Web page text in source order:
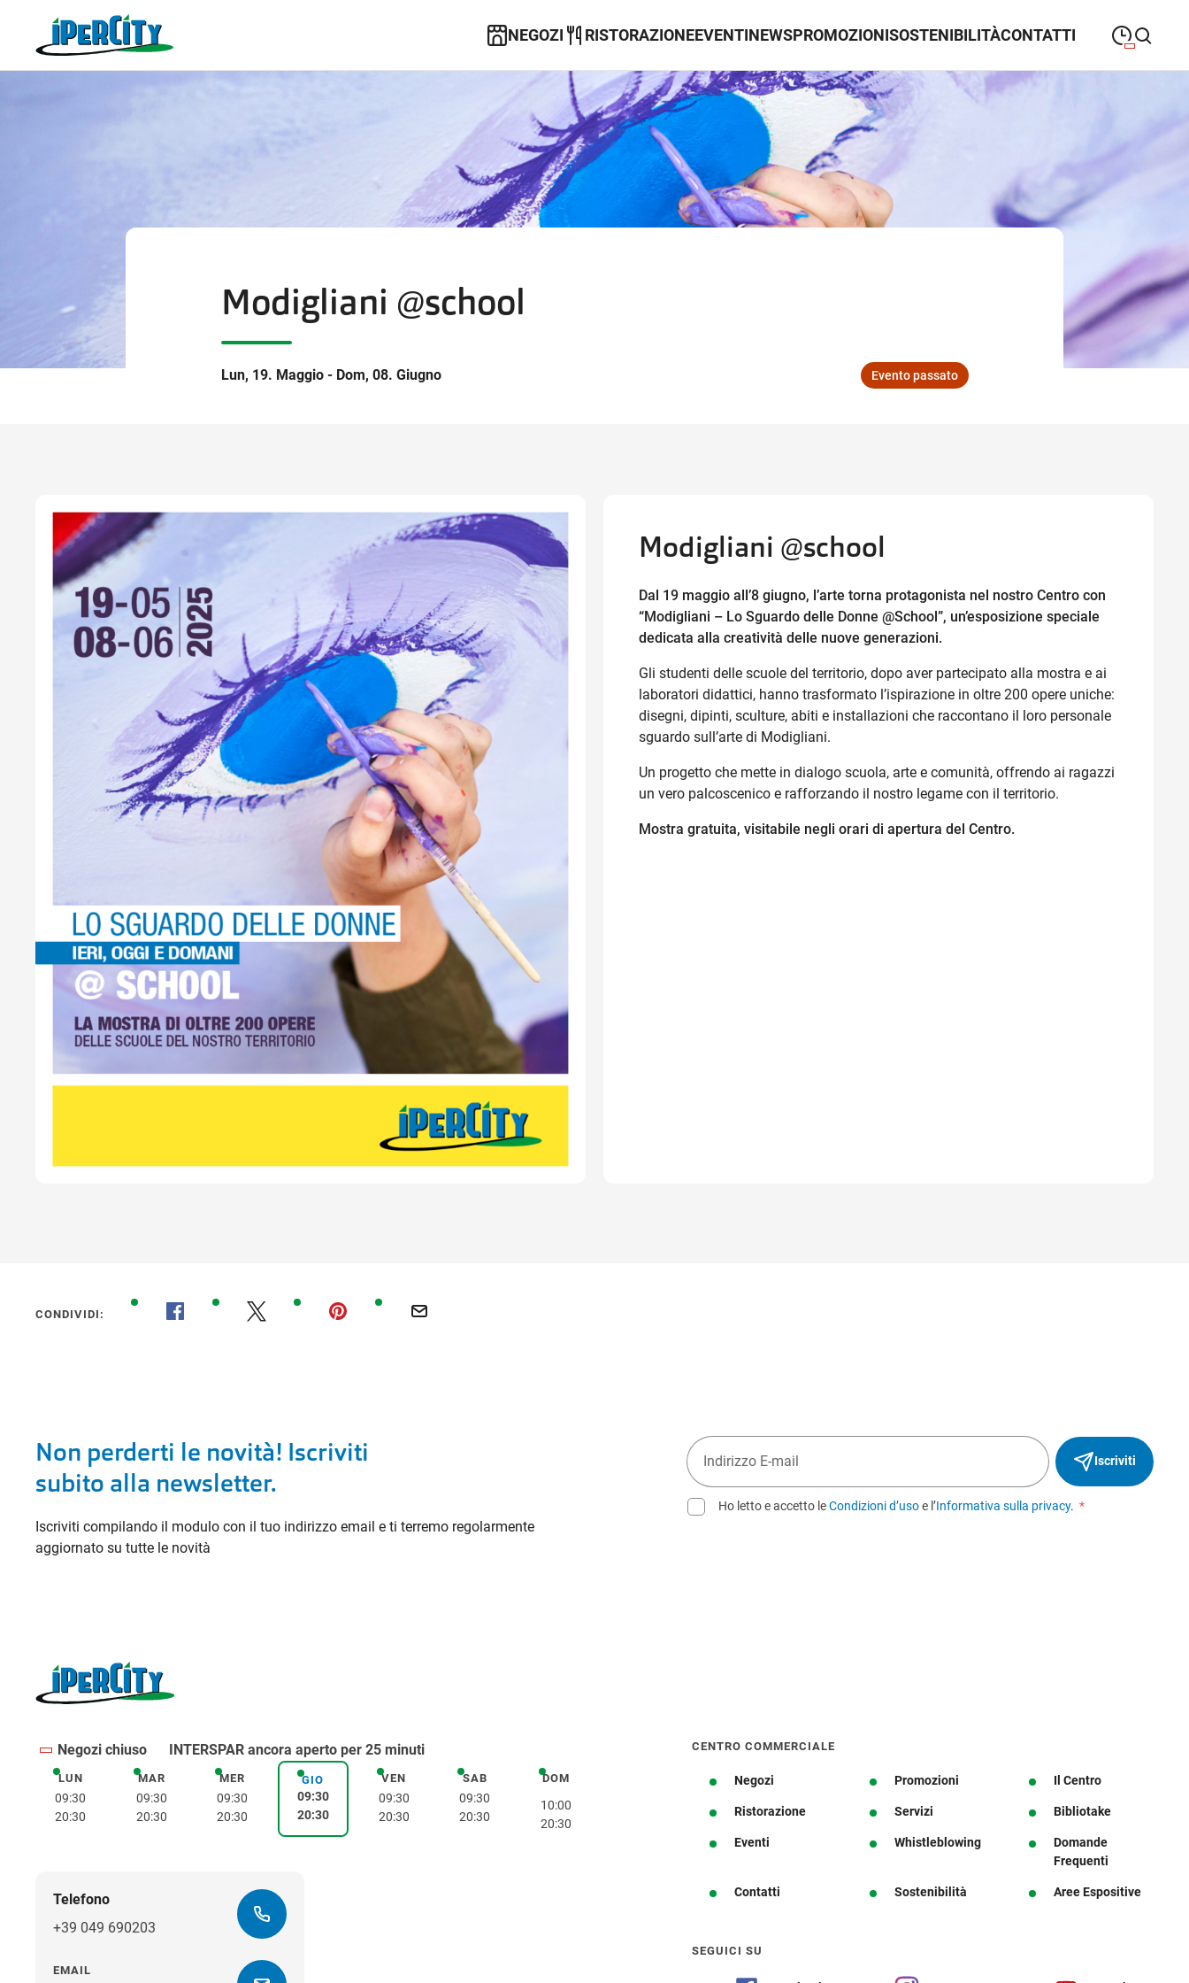
NEGOZI RISTORAZIONEEVENTINEWSPROMOZIONISOSTENIBILITÀCONTATTI
closeSearch
LUNEDÌ
mercoledì
MERCOLEDÌ 09:30
09:30 20:30
09:30
domenica
DOMENICA
Modigliani @school
Lun, 19. Maggio - Dom, 08. Giugno Evento passato
Modigliani @school
Dal 19 maggio all’8 giugno, l’arte torna protagonista nel nostro Centro con
“Modigliani – Lo Sguardo delle Donne @School”, un’esposizione speciale
dedicata alla creatività delle nuove generazioni.
Gli studenti delle scuole del territorio, dopo aver partecipato alla mostra e ai
laboratori didattici, hanno trasformato l’ispirazione in oltre 200 opere uniche:
disegni, dipinti, sculture, abiti e installazioni che raccontano il loro personale
sguardo sull’arte di Modigliani.
Un progetto che mette in dialogo scuola, arte e comunità, offrendo ai ragazzi
un vero palcoscenico e rafforzando il nostro legame con il territorio.
Mostra gratuita, visitabile negli orari di apertura del Centro.
CONDIVIDI:
Non perderti le novità! Iscriviti
subito alla newsletter.
Iscriviti compilando il modulo con il tuo indirizzo email e ti terremo regolarmente
aggiornato su tutte le novità
Iscriviti
Ho letto e accetto leCondizioni d’usoe l’Informativa sulla privacy. *
Negozi chiuso INTERSPAR ancora aperto per 25 minuti
LUNlunedì
09:30
20:30
MARmartedì
09:30
20:30
MERmercoledì
09:30
20:30
GIOgiovedì
09:30
20:30
VENvenerdì
09:30
20:30
SABsabato
09:30
20:30
DOMdomenica
10:00
20:30
Telefono
+39 049 690203
EMAIL
Ottieni indicazioni stradali
CENTRO COMMERCIALE
Negozi Promozioni Il Centro
Ristorazione Servizi Bibliotake
Eventi Whistleblowing
Domande
Frequenti
Contatti Sostenibilità Aree Espositive
SEGUICI SU